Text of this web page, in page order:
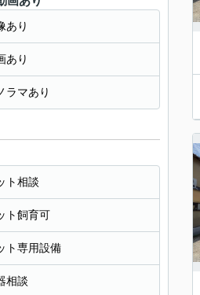
あり
あり
ラマあり
ト相談
ト飼育可
ト専用設備
相談